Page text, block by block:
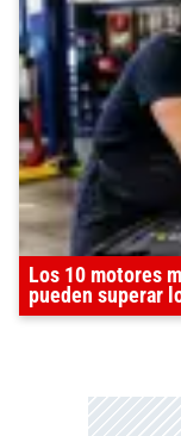
Los 10 motores
pueden superar